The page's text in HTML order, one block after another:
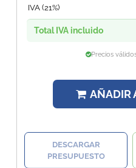
IVA (21%)
Total IVA incluido
Precios
AÑADIR
DESCARGAR
PRESUPUESTO